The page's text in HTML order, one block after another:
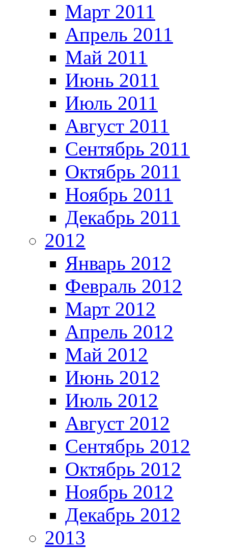
Март 2011
Апрель 2011
Май 2011
Июнь 2011
Июль 2011
Август 2011
Сентябрь 2011
Октябрь 2011
Ноябрь 2011
Декабрь 2011
2012
Январь 2012
Февраль 2012
Март 2012
Апрель 2012
Май 2012
Июнь 2012
Июль 2012
Август 2012
Сентябрь 2012
Октябрь 2012
Ноябрь 2012
Декабрь 2012
2013